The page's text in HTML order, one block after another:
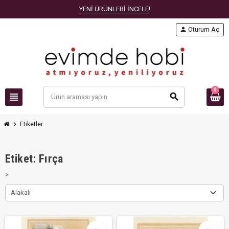
YENİ ÜRÜNLERİ İNCELE!
view_headline search
person Oturum Aç
0
chevron_right Etiketler
Etiket: Fırça
>
Alakalı